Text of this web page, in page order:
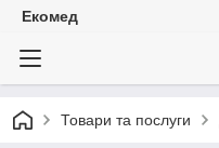
Екомед
Товари та послуги